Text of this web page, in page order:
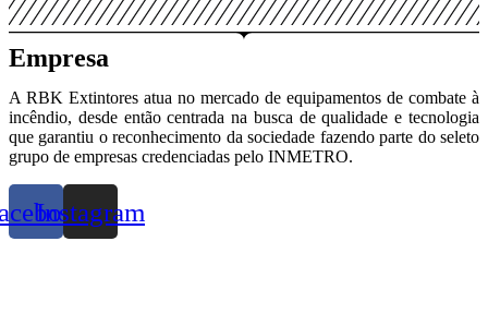
Empresa
A RBK Extintores atua no mercado de equipamentos de combate à
incêndio, desde então centrada na busca de qualidade e tecnologia
que garantiu o reconhecimento da sociedade fazendo parte do seleto
grupo de empresas credenciadas pelo INMETRO.
Instagram